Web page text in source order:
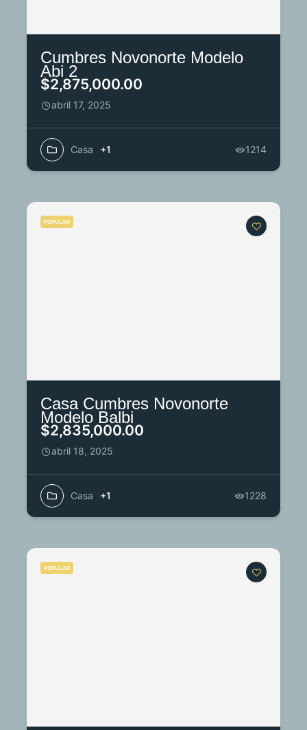
Cumbres Novonorte Modelo
Abi 2
$2,875,000.00
abril 17, 2025
Casa +1 1214
POPULAR
Casa Cumbres Novonorte
Modelo Balbi
$2,835,000.00
abril 18, 2025
Casa +1 1228
POPULAR